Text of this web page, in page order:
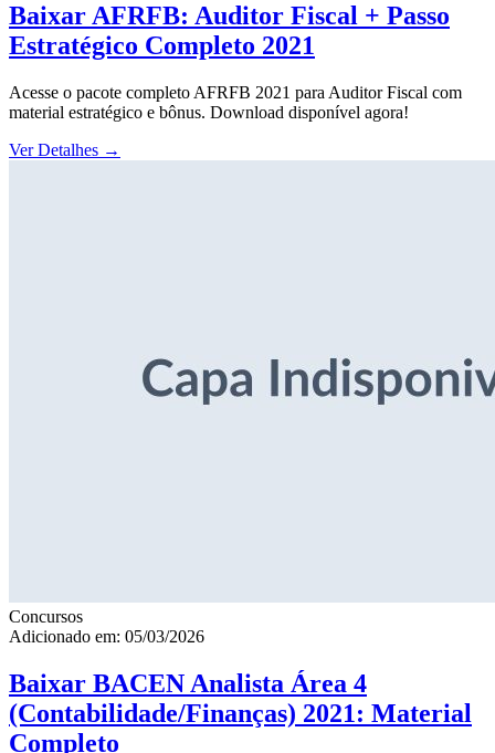
Baixar AFRFB: Auditor Fiscal + Passo
Estratégico Completo 2021
Acesse o pacote completo AFRFB 2021 para Auditor Fiscal com
material estratégico e bônus. Download disponível agora!
Ver Detalhes →
Concursos
Adicionado em: 05/03/2026
Baixar BACEN Analista Área 4
(Contabilidade/Finanças) 2021: Material
Completo